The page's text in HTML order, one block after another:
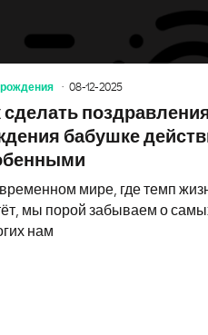
08-12-2025
сделать
бабушке
мире, где темп
мы порой забываем о
нам